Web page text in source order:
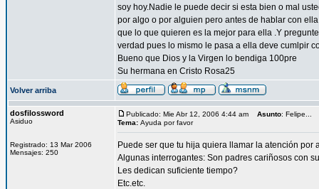
soy hoy.Nadie le puede decir si esta bien o mal
por algo o por alguien pero antes de hablar con
que lo que quieren es la mejor para ella .Y
verdad pues lo mismo le pasa a ella deve cumlpir
Bueno que Dios y la Virgen lo bendiga 100pre
Su hermana en Cristo Rosa25
Volver arriba
dosfilossword
Asiduo
Registrado: 13 Mar 2006
Mensajes: 250
Publicado: Mie Abr 12, 2006 4:44 am Asunto: Felipe...
Tema: Ayuda por favor
Puede ser que tu hija quiera llamar la atención
Algunas interrogantes: Son padres cariñosos con
Les dedican suficiente tiempo?
Etc.etc.